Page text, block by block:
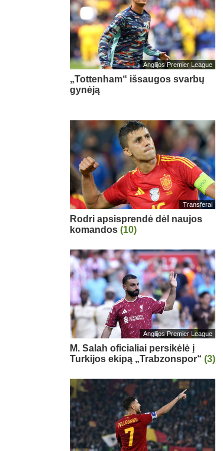
Anglijos Premier League
„Tottenham“ išsaugos svarbų
gynėją
Transferai
Rodri apsisprendė dėl naujos
komandos (10)
Anglijos Premier League
M. Salah oficialiai persikėlė į
Turkijos ekipą „Trabzonspor“ (3)